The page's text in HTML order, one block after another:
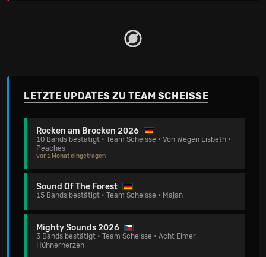
LETZTE UPDATES ZU TEAM SCHEISSE
Rocken am Brocken 2026
10 Bands bestätigt • Team Scheisse • Von Wegen Lisbeth •
Peaches
vor 1 Monat eingetragen
Sound Of The Forest
15 Bands bestätigt • Team Scheisse • Majan
Mighty Sounds 2026
3 Bands bestätigt • Team Scheisse • Acht Eimer
Hühnerherzen